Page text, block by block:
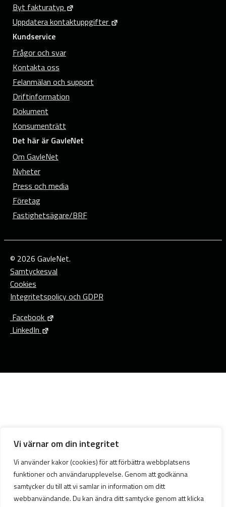
Vi värnar om din integritet
Vi använder kakor (cookies) för att förbättra webbplatsens
funktioner och användarupplevelse. Genom att godkänna
samtycker du till att vi samlar in information om ditt
webbanvändande. Du kan ändra ditt samtycke genom att klicka
Byt fakturatyp
Uppdatera kontaktuppgifter
Kundservice
Frågor och svar
Kontakta oss
Felanmälan och support
Driftinformation
Dokument
Konsumenträtt
Det här är GavleNet
Om GavleNet
Nyheter
Press och media
Företag
Fastighetsägare/BRF
© 2026 GavleNet.
Samtyckesval
Cookies
Integritetspolicy och GDPR
Facebook
LinkedIn